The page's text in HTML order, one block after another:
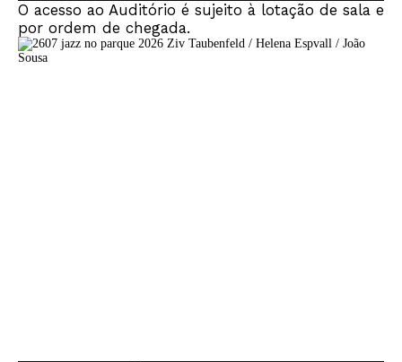
O acesso ao Auditório é sujeito à lotação de sala e
por ordem de chegada.